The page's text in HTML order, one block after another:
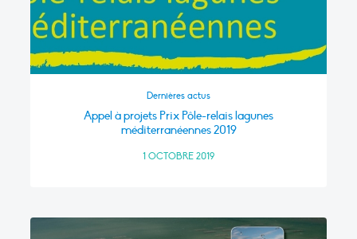
Dernières actus
Appel à projets Prix Pôle-relais lagunes
méditerranéennes 2019
1 OCTOBRE 2019